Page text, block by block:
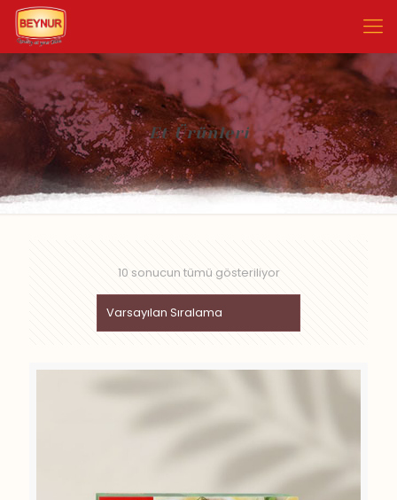
Et Ürünleri
10 sonucun tümü gösteriliyor